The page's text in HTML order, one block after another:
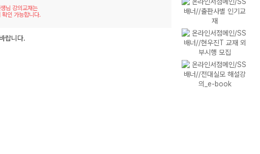
님 강의교재는
확인 가능합니다.
랍니다.